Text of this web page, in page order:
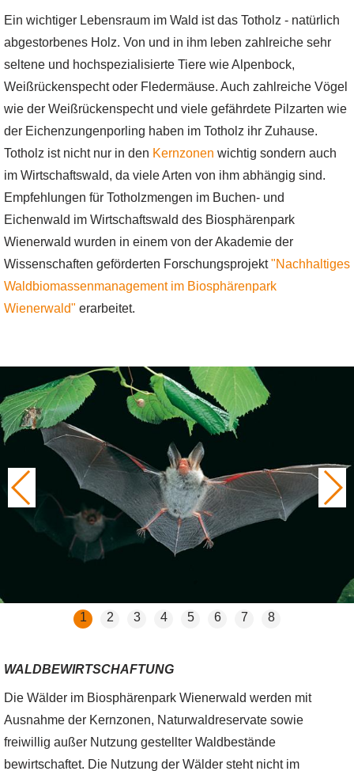
Ein wichtiger Lebensraum im Wald ist das Totholz - natürlich
abgestorbenes Holz. Von und in ihm leben zahlreiche sehr
seltene und hochspezialisierte Tiere wie Alpenbock,
Weißrückenspecht oder Fledermäuse. Auch zahlreiche Vögel
wie der Weißrückenspecht und viele gefährdete Pilzarten wie
der Eichenzungenporling haben im Totholz ihr Zuhause.
Totholz ist nicht nur in den Kernzonen wichtig sondern auch
im Wirtschaftswald, da viele Arten von ihm abhängig sind.
Empfehlungen für Totholzmengen im Buchen- und
Eichenwald im Wirtschaftswald des Biosphärenpark
Wienerwald wurden in einem von der Akademie der
Wissenschaften geförderten Forschungsprojekt"Nachhaltiges
Waldbiomassenmanagement im Biosphärenpark
Wienerwald" erarbeitet.
1 2 3 4 5 6 7 8
WALDBEWIRTSCHAFTUNG
Die Wälder im Biosphärenpark Wienerwald werden mit
Ausnahme der Kernzonen, Naturwaldreservate sowie
freiwillig außer Nutzung gestellter Waldbestände
bewirtschaftet. Die Nutzung der Wälder steht nicht im